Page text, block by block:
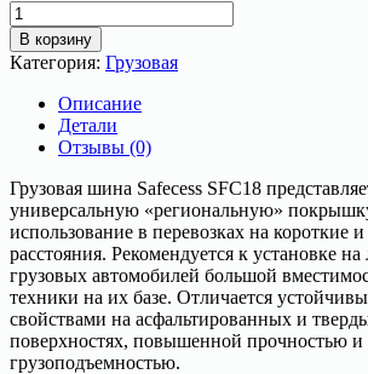
Количество
товара
Грузовая
шина
12.00R20
156/153K
SAFECESS
SFC18
В корзину
Категория: Грузовая
Описание
Детали
Отзывы (0)
Грузовая шина Safecess SFC18
универсальную «региональную»
использование в перевозках на короткие
расстояния. Рекомендуется к установке
грузовых автомобилей большой
техники на их базе. Отличается
свойствами на асфальтированных и
поверхностях, повышенной прочностью и
грузоподъемностью.